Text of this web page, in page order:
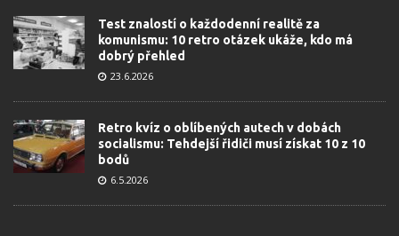
Test znalostí o každodenní realitě za
komunismu: 10 retro otázek ukáže, kdo má
dobrý přehled
23.6.2026
Retro kvíz o oblíbených autech v dobách
socialismu: Tehdejší řidiči musí získat 10 z 10
bodů
6.5.2026